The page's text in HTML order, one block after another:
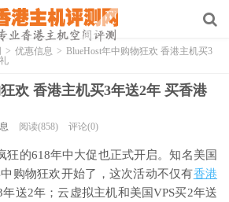
> 优惠信息 > BlueHost年中购物狂欢 香港主机买3
欢 香港主机买3年送2年 买香港
阅读(858) 评论(0)
狂的618年中大促也正式开启。知名美国
购物狂欢开始了，这次活动不仅有香港
送2年；云虚拟主机和美国VPS买2年送